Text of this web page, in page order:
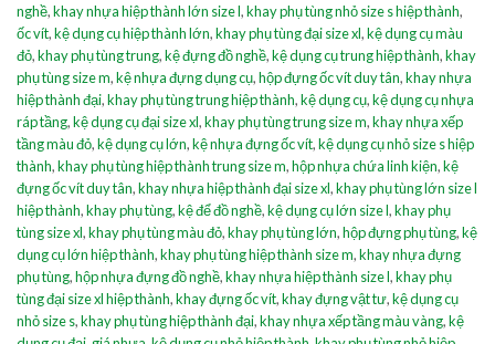
nghề,khay nhựa hiệp thành lớn size l,khay phụ tùng nhỏ size s hiệp thành,
ốc vít,kệ dụng cụ hiệp thành lớn,khay phụ tùng đại size xl,kệ dụng cụ màu
đỏ,khay phụ tùng trung,kệ đựng đồ nghề,kệ dụng cụ trung hiệp thành,khay
phụ tùng size m,kệ nhựa đựng dụng cụ,hộp đựng ốc vít duy tân,khay nhựa
hiệp thành đại,khay phụ tùng trung hiệp thành,kệ dụng cụ,kệ dụng cụ nhựa
ráp tầng,kệ dụng cụ đại size xl,khay phụ tùng trung size m,khay nhựa xếp
tầng màu đỏ,kệ dụng cụ lớn,kệ nhựa đựng ốc vít,kệ dụng cụ nhỏ size s hiệp
thành,khay phụ tùng hiệp thành trung size m,hộp nhựa chứa linh kiện,kệ
đựng ốc vít duy tân,khay nhựa hiệp thành đại size xl,khay phụ tùng lớn size l
hiệp thành,khay phụ tùng,kệ để đồ nghề,kệ dụng cụ lớn size l,khay phụ
tùng size xl,khay phụ tùng màu đỏ,khay phụ tùng lớn,hộp đựng phụ tùng,kệ
dụng cụ lớn hiệp thành,khay phụ tùng hiệp thành size m,khay nhựa đựng
phụ tùng,hộp nhựa đựng đồ nghề,khay nhựa hiệp thành size l,khay phụ
tùng đại size xl hiệp thành,khay đựng ốc vít,khay đựng vật tư,kệ dụng cụ
nhỏ size s,khay phụ tùng hiệp thành đại,khay nhựa xếp tầng màu vàng,kệ